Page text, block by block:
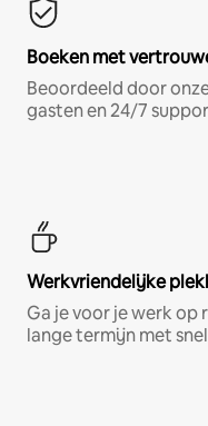
Boeken met
Beoordeeld door
gasten en 24/7
Werkvriendelijke
Ga je voor je werk op
lange termijn met